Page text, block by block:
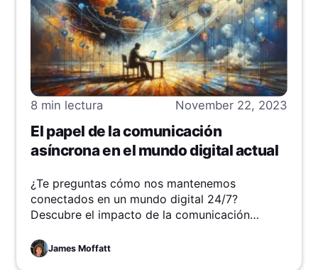
8 min lectura November 22, 2023
El papel de la comunicación
asíncrona en el mundo digital actual
¿Te preguntas cómo nos mantenemos
conectados en un mundo digital 24/7?
Descubre el impacto de la comunicación
interacciones y colaboraciones en esta era de
conexión constante.
James Moffatt